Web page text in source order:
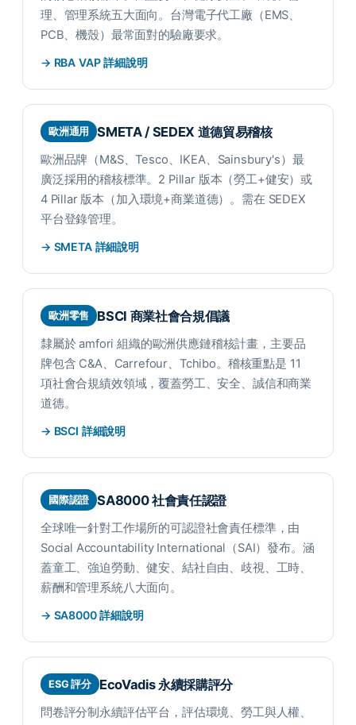
理、管理系統五大面向。台灣電子代工廠（EMS、
PCB、機殼）最常面對的驗廠要求。
→ RBA VAP 詳細說明
歐洲通用 SMETA / SEDEX 道德貿易稽核
歐洲品牌（M&S、Tesco、IKEA、Sainsbury's）最
廣泛採用的稽核標準。2 Pillar 版本（勞工+健安）或
4 Pillar 版本（加入環境+商業道德）。需在 SEDEX
平台登錄管理。
→ SMETA 詳細說明
歐洲零售 BSCI 商業社會合規倡議
隸屬於 amfori 組織的歐洲供應鏈稽核計畫，主要品
牌包含 C&A、Carrefour、Tchibo。稽核重點是 11
項社會合規績效領域，覆蓋勞工、安全、誠信和商業
道德。
→ BSCI 詳細說明
國際認證 SA8000 社會責任認證
全球唯一針對工作場所的可認證社會責任標準，由
Social Accountability International（SAI）發布。涵
蓋童工、強迫勞動、健安、結社自由、歧視、工時、
薪酬和管理系統八大面向。
→ SA8000 詳細說明
ESG 評分 EcoVadis 永續採購評分
問卷評分制永續評估平台，評估環境、勞工與人權、